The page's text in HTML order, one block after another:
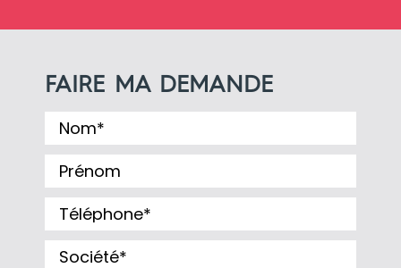
FAIRE MA DEMANDE